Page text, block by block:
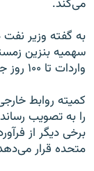
می‌کند.
به گفته وزیر
سهمیه بنزین
واردات تا ۱۰۰ روز جواب‌گوی نیازها در کشور باشد.
کمیته روابط
را به تصویب
برخی دیگر از
متحده قرار